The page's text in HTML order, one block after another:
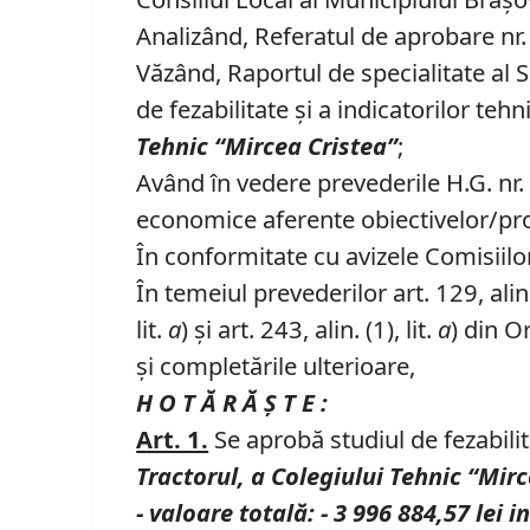
Analizând, Referatul de aprobare
Văzând, Raportul de specialitate al
de fezabilitate și a indicatorilor
Tehnic “Mircea Cristea”;
Având în vedere prevederile H.G.
economice aferente obiectivelor/
În conformitate cu avizele
În temeiul prevederilor art. 129,
lit. a) și art. 243, alin. (1), lit. a) din
și completările ulterioare,
H O T Ă R Ă Ş T E :
Art. 1. Se aprobă studiul de
Tractorul, a Colegiului Tehnic
- valoare totală:-3 996 884,57 lei